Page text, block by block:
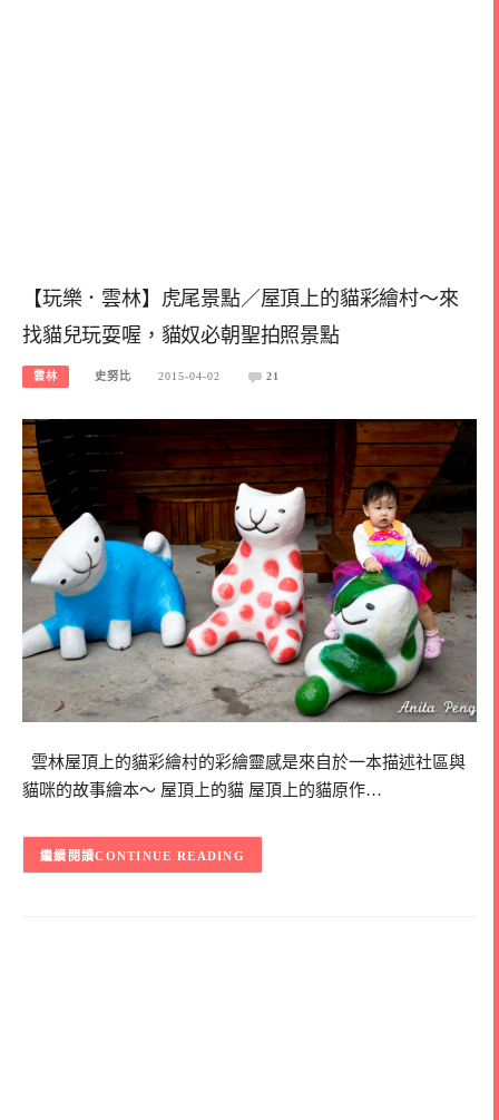
【玩樂．雲林】虎尾景點／屋頂上的貓彩繪村～來
找貓兒玩耍喔，貓奴必朝聖拍照景點
雲林 史努比 2015-04-02 21
雲林屋頂上的貓彩繪村的彩繪靈感是來自於一本描述社區與
貓咪的故事繪本～ 屋頂上的貓 屋頂上的貓原作…
CONTINUE READING